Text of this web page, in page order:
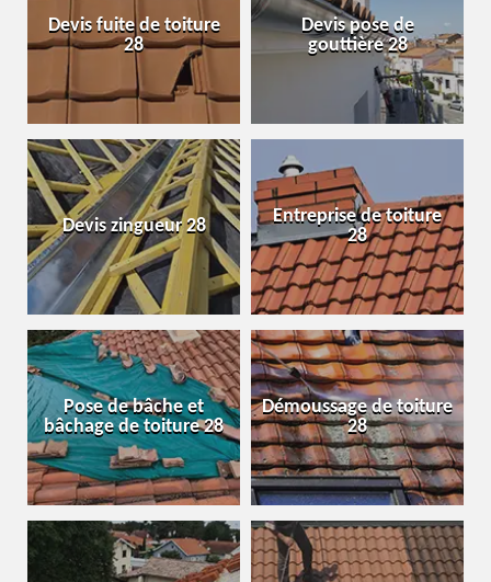
Devis fuite de toiture
28
Devis pose de
gouttière 28
Devis zingueur 28
Entreprise de toiture
28
Pose de bâche et
bâchage de toiture 28
Démoussage de toiture
28